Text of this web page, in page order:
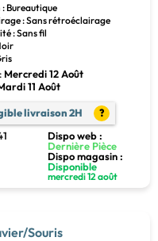
Bureautique
: Sans rétroéclairage
: Sans fil
Mercredi 12 Août
11 Août
livraison 2H ?
Dispo web :
Dernière Pièce
Dispo magasin :
Disponible
mercredi 12 août
Souris